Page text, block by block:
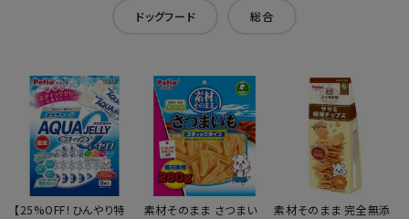
ドッグフード 総合
【25%OFF！ひんやり特
素材そのまま さつまい
素材そのまま 完全無添